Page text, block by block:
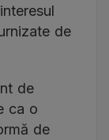
de
de
ca o
de